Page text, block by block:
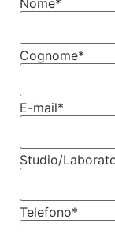
Cognome*
E-mail*
Studio/
Telefono*